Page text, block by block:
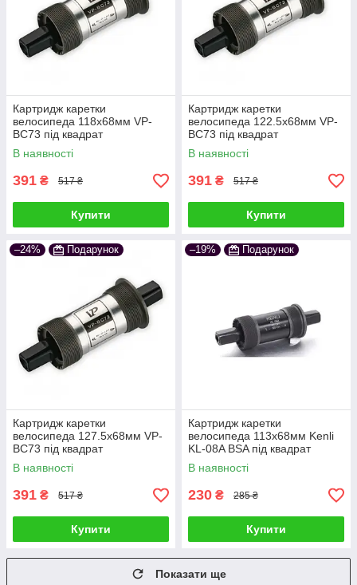
Картридж каретки
велосипеда 118х68мм VP-
BC73 під квадрат
В наявності
391 ₴ 517 ₴
Купити
Картридж каретки
велосипеда 122.5х68мм VP-
BC73 під квадрат
В наявності
391 ₴ 517 ₴
Купити
–24% Подарунок
Картридж каретки
велосипеда 127.5х68мм VP-
BC73 під квадрат
В наявності
391 ₴ 517 ₴
Купити
–19% Подарунок
Картридж каретки
велосипеда 113х68мм Kenli
KL-08A BSA під квадрат
В наявності
230 ₴ 285 ₴
Купити
Показати ще